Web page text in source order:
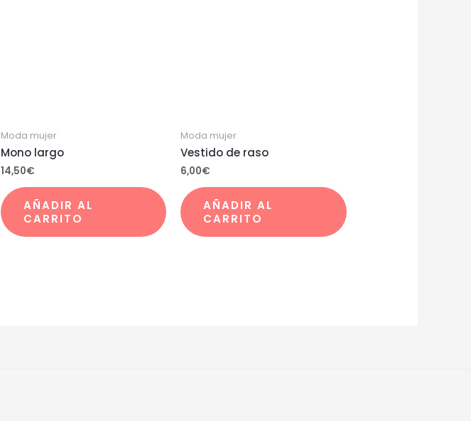
Moda mujer
Mono largo
14,50€
AÑADIR AL
CARRITO
Moda mujer
Vestido de raso
6,00€
AÑADIR AL
CARRITO